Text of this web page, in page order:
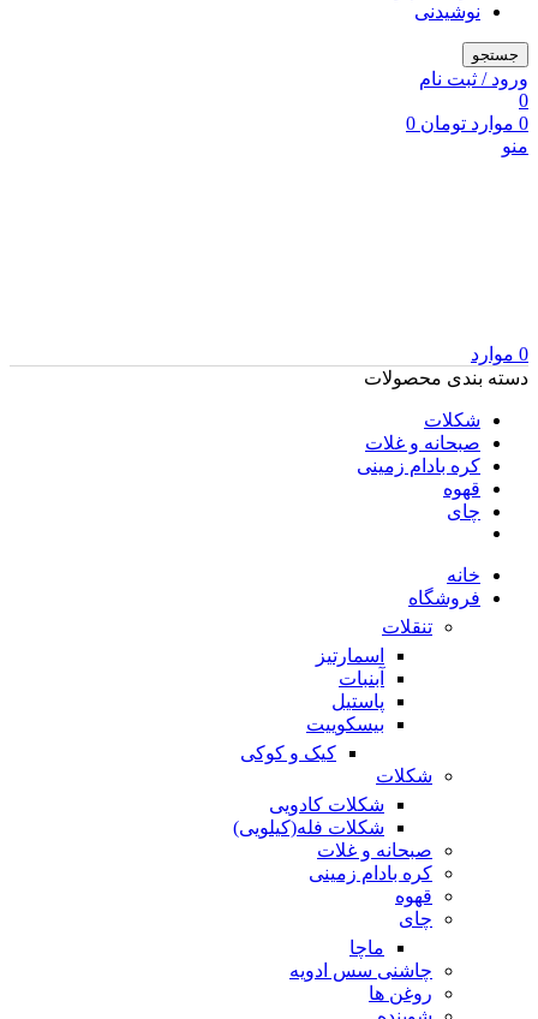
نوشیدنی
جستجو
ورود / ثبت نام
0
0 موارد تومان
منو
0 موارد
دسته بندی محصولات
شکلات
صبحانه و غلات
کره بادام زمینی
قهوه
چای
خانه
فروشگاه
تنقلات
اسمارتیز
آبنبات
پاستیل
بیسکوییت
کیک و کوکی
شکلات
شکلات کادویی
شکلات فله(کیلویی)
صبحانه و غلات
کره بادام زمینی
قهوه
چای
ماچا
چاشنی سس ادویه
روغن ها